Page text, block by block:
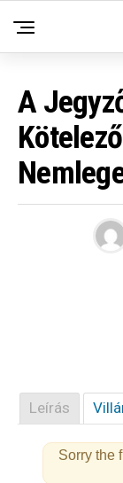
A
Leírás